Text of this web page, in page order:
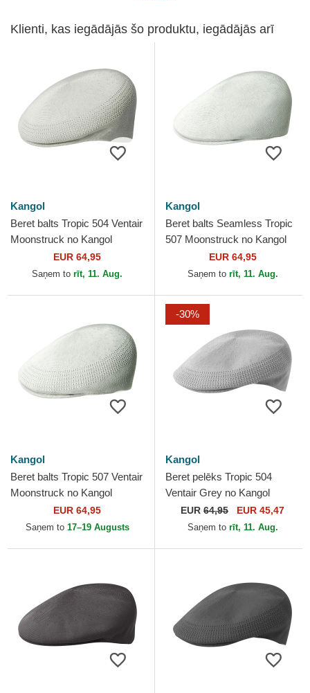
Klienti, kas iegādājās šo produktu, iegādājās arī
Kangol
Beret balts Tropic 504 Ventair
Moonstruck no Kangol
EUR 64,95
Saņem to rīt, 11. Aug.
Kangol
Beret balts Seamless Tropic
507 Moonstruck no Kangol
EUR 64,95
Saņem to rīt, 11. Aug.
Kangol
Beret balts Tropic 507 Ventair
Moonstruck no Kangol
EUR 64,95
Saņem to 17–19 Augusts
-30%
Kangol
Beret pelēks Tropic 504
Ventair Grey no Kangol
EUR 64,95 EUR 45,47
Saņem to rīt, 11. Aug.